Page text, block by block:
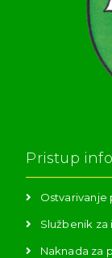
Pristup
Ostvarivanje
Službenik za
Naknada za